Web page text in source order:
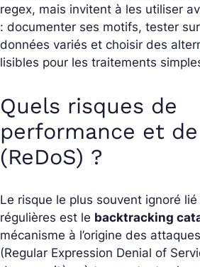
regex, mais invitent à les utiliser
: documenter ses motifs, tester
données variés et choisir des
lisibles pour les traitements
Quels risques de
performance et
(ReDoS) ?
Le risque le plus souvent ignoré
régulières est le backtracking
mécanisme à l’origine des
(Regular Expression Denial of